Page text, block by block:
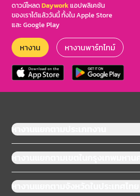
ดาวน์โหลดDayworkแอปพลิเคชัน
ของเราได้แล้ววันนี้ ทั้งใน Apple Store
และ Google Play
หางาน หางานพาร์ทไทม์
หางานแยกตามประเภทงาน
หางานแยกตามเขตในกรุงเทพมหานคร
หางานแยกตามจังหวัดในประเทศไทย